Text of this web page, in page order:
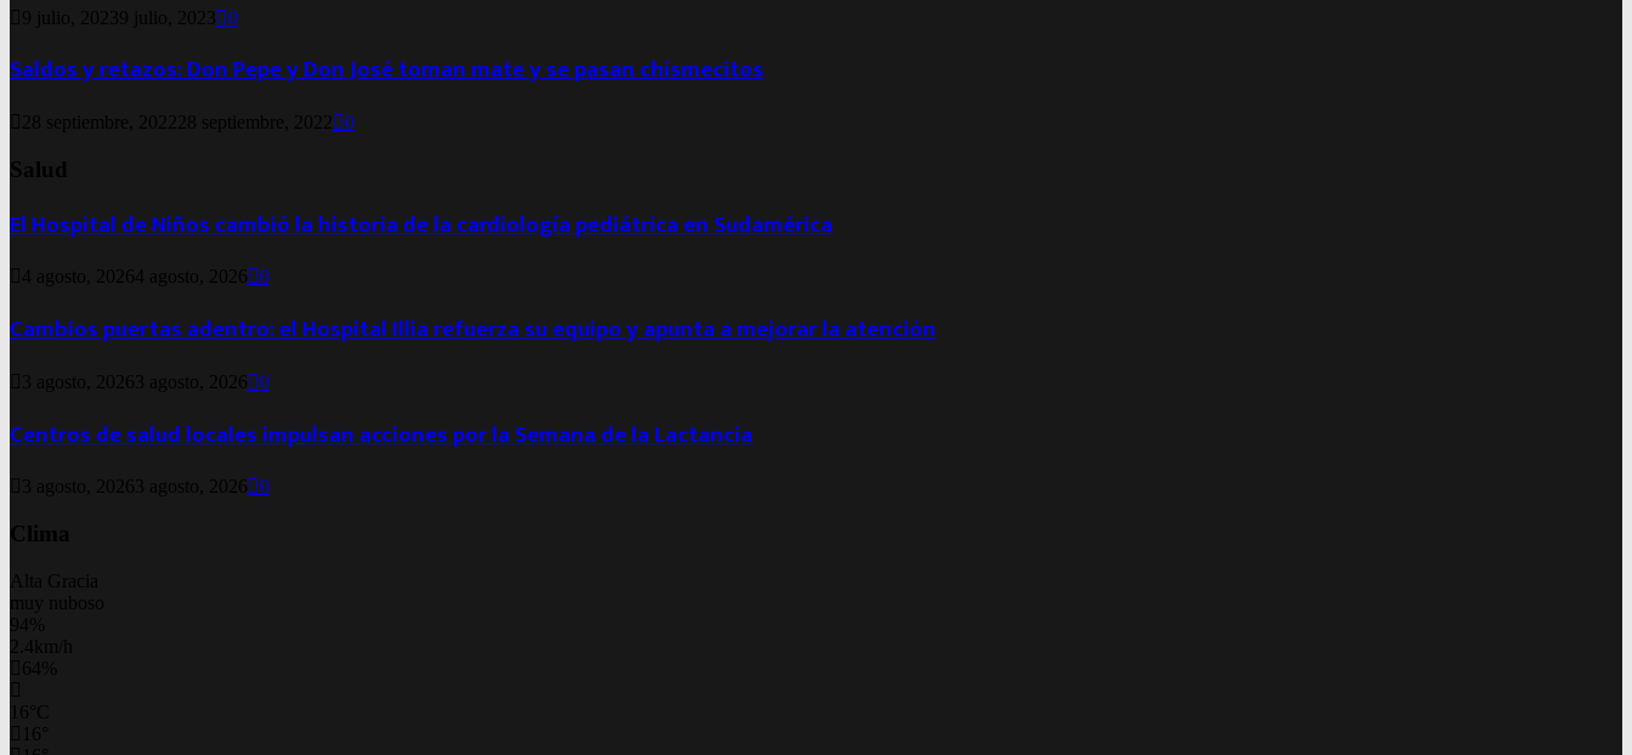
9 julio, 20239 julio, 2023 0
Saldos y retazos: Don Pepe y Don José toman mate y se pasan chismecitos
28 septiembre, 2022 28 septiembre, 2022 0
Salud
El Hospital de Niños cambió la historia de la cardiología pediátrica en Sudamérica
4 agosto, 20264 agosto, 2026 0
Cambios puertas adentro: el Hospital Illia refuerza su equipo y apunta a mejorar la atención
3 agosto, 2026 3 agosto, 2026 0
Centros de salud locales impulsan acciones por la Semana de la Lactancia
3 agosto, 2026 3 agosto, 2026 0
Clima
Alta Gracia
muy nuboso
94%
2.4km/h
64%
16 C
16